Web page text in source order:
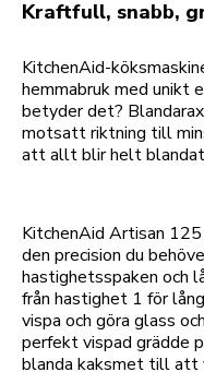
Kraftfull, snabb,
KitchenAid-
hemmabruk med unikt
betyder det?
motsatt riktning till
att allt blir helt
KitchenAid Artisan
den precision du
hastighetsspaken och
från hastighet 1 för
vispa och göra glass
perfekt vispad grädde
blanda kaksmet till att